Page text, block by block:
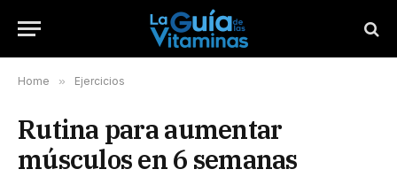
Home » Ejercicios
Rutina para aumentar
músculos en 6 semanas